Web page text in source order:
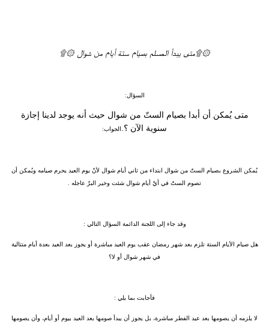
۞۩متى يبدأ المسلم بصيام ستة أيام من شوال ۞۩
السؤال:
متى يُمكن أن أبدا بصيام الستّ من شوال حيث أنه يوجد لدينا إجازة
سنوية الآن ؟. الجواب:
يُمكن الشروع بصيام الستّ من شوال ابتداء من ثاني أيام شوال لأنّ يوم العيد يحرم صيامه ويُمكن أن
تصوم الستّ في أيّ أيام شوال شئت وخير البرّ عاجله .
وقد جاء إلى اللجنة الدائمة السؤال التالي :
هل صيام الأيام الستة تلزم بعد شهر رمضان عقب يوم العيد مباشرة أو يجوز بعد العيد بعدة أيام متتالية
في شهر شوال أو لا؟
فأجابت بما يلي :
لا يلزمه أن يصومها بعد عيد الفطر مباشرة، بل يجوز أن يبدأ صومها بعد العيد بيوم أو أيام، وأن يصومها